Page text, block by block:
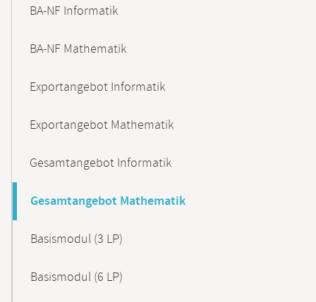
BA-NF Informatik
BA-NF Mathematik
Exportangebot Informatik
Exportangebot Mathematik
Gesamtangebot Informatik
Gesamtangebot Mathematik
Basismodul (3 LP)
Basismodul (6 LP)